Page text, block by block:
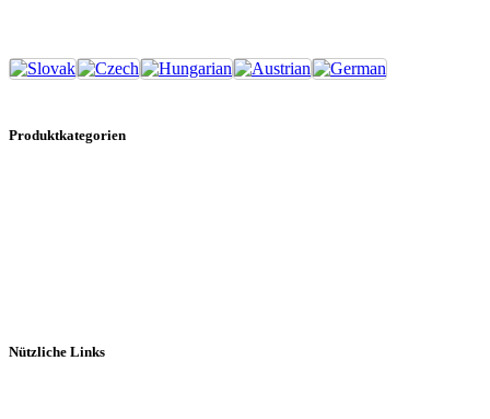
Produktkategorien
Nützliche Links